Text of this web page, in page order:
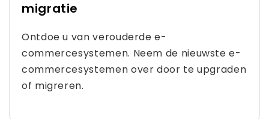
migratie
Ontdoe u van verouderde e-
commercesystemen. Neem de nieuwste e-
commercesystemen over door te upgraden
of migreren.